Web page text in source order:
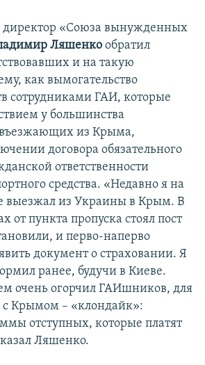
«Союза вынужденных
Ляшенко обратил
и на такую
как вымогательство
сотрудниками ГАИ, которые
у большинства
въезжающих из Крыма,
договора обязательного
ответственности
средства. «Недавно я на
выезжал из Украины в Крым. В
от пункта пропуска стоял пост
и перво-наперво
документ о страховании. Я
ранее, будучи в Киеве.
очень огорчил ГАИшников, для
с Крымом – «клондайк»:
отступных, которые платят
Ляшенко.